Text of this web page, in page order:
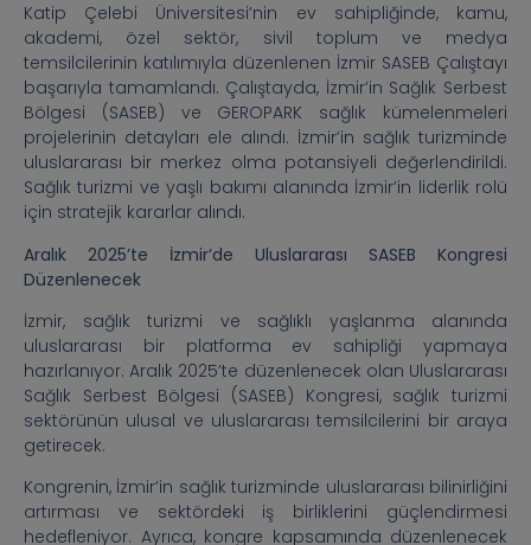
Katip Çelebi Üniversitesi’nin ev sahipliğinde, kamu,
akademi, özel sektör, sivil toplum ve medya
temsilcilerinin katılımıyla düzenlenen İzmir SASEB Çalıştayı
başarıyla tamamlandı. Çalıştayda, İzmir’in Sağlık Serbest
Bölgesi (SASEB) ve GEROPARK sağlık kümelenmeleri
projelerinin detayları ele alındı. İzmir’in sağlık turizminde
uluslararası bir merkez olma potansiyeli değerlendirildi.
Sağlık turizmi ve yaşlı bakımı alanında İzmir’in liderlik rolü
için stratejik kararlar alındı.
Aralık 2025’te İzmir’de Uluslararası SASEB Kongresi
Düzenlenecek
İzmir, sağlık turizmi ve sağlıklı yaşlanma alanında
uluslararası bir platforma ev sahipliği yapmaya
hazırlanıyor. Aralık 2025’te düzenlenecek olan Uluslararası
Sağlık Serbest Bölgesi (SASEB) Kongresi, sağlık turizmi
sektörünün ulusal ve uluslararası temsilcilerini bir araya
getirecek.
Kongrenin, İzmir’in sağlık turizminde uluslararası bilinirliğini
artırması ve sektördeki iş birliklerini güçlendirmesi
hedefleniyor. Ayrıca, kongre kapsamında düzenlenecek